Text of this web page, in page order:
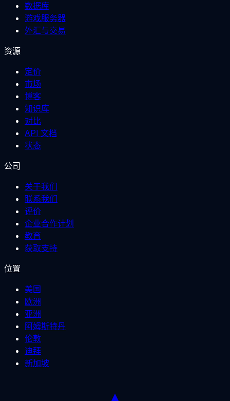
数据库
游戏服务器
外汇与交易
资源
定价
市场
博客
知识库
对比
API 文档
状态
公司
关于我们
联系我们
评价
企业合作计划
教育
获取支持
位置
美国
欧洲
亚洲
阿姆斯特丹
伦敦
迪拜
新加坡